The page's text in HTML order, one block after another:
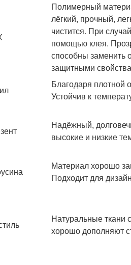
Полимерный
лёгкий, прочный,
чистится. При
помощью клея.
способны заменить
защитными
Благодаря плотной
Устойчив к
Надёжный,
высокие и низкие
Материал хорошо
Подходит для
Натуральные ткани
хорошо дополняют